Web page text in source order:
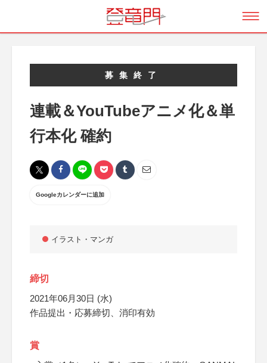
募集終了
連載＆YouTubeアニメ化＆単
行本化 確約
Googleカレンダーに追加
イラスト・マンガ
締切
2021年06月30日 (水)
作品提出・応募締切、消印有効
賞